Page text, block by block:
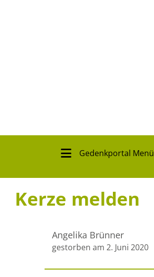
Gedenkportal Menü
Kerze melden
Angelika Brünner
gestorben am 2. Juni 2020